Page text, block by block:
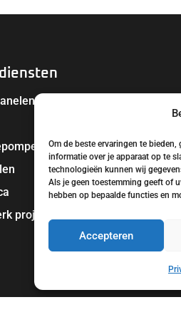
Om de beste ervaringen te
informatie over je apparaat op te
technologieën kunnen wij
Als je geen toestemming geeft of
hebben op bepaalde functies en
Accepteren
projecten